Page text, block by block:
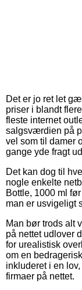
Det er jo ret let
priser i blandt
fleste internet
salgsværdien på
vel som til damer
gange yde fragt
Det kan dog til
nogle enkelte
Bottle, 1000 ml
man er usvigeligt
Man bør trods alt
på nettet udlover
for urealistisk
om en
inkluderet i en
firmaer på nettet.